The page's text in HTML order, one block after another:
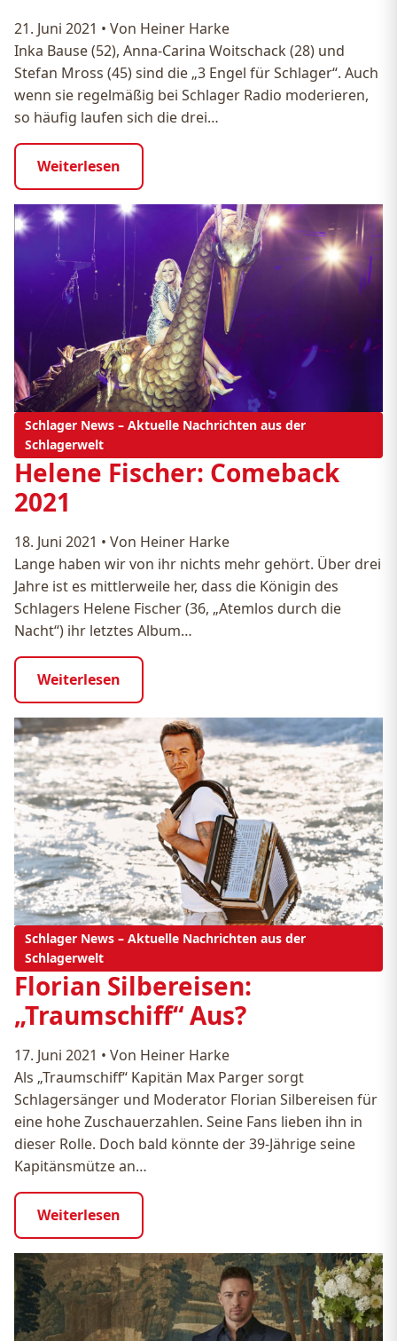
21. Juni 2021 • Von Heiner Harke
Inka Bause (52), Anna-Carina Woitschack (28) und
Stefan Mross (45) sind die „3 Engel für Schlager“. Auch
wenn sie regelmäßig bei Schlager Radio moderieren,
so häufig laufen sich die drei…
Weiterlesen
Schlager News – Aktuelle Nachrichten aus der
Schlagerwelt
Helene Fischer: Comeback
2021
18. Juni 2021 • Von Heiner Harke
Lange haben wir von ihr nichts mehr gehört. Über drei
Jahre ist es mittlerweile her, dass die Königin des
Schlagers Helene Fischer (36, „Atemlos durch die
Nacht“) ihr letztes Album…
Weiterlesen
Schlager News – Aktuelle Nachrichten aus der
Schlagerwelt
Florian Silbereisen:
„Traumschiff“ Aus?
17. Juni 2021 • Von Heiner Harke
Als „Traumschiff“ Kapitän Max Parger sorgt
Schlagersänger und Moderator Florian Silbereisen für
eine hohe Zuschauerzahlen. Seine Fans lieben ihn in
dieser Rolle. Doch bald könnte der 39-Jährige seine
Kapitänsmütze an…
Weiterlesen